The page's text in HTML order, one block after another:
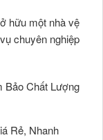
hữu một nhà vệ
chuyên nghiệp
Bảo Chất Lượng
Rẻ, Nhanh